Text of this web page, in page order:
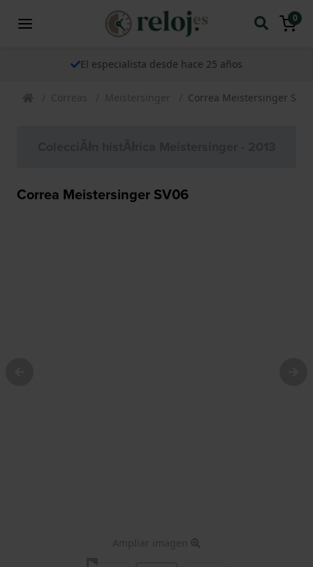
0
El especialista desde hace 25 años
Correas Meistersinger Correa Meistersinger SV06
Correa Meistersinger SV06
Ampliar imagen